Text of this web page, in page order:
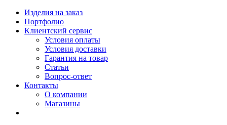
Изделия на заказ
Портфолио
Клиентский сервис
Условия оплаты
Условия доставки
Гарантия на товар
Статьи
Вопрос-ответ
Контакты
О компании
Магазины